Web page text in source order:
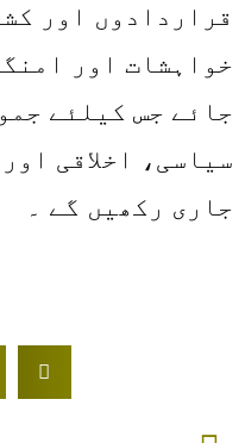
قراردادوں اور
خواہشات اور
جائے جس کیلئے
سیاسی، اخلاقی
جاری رکھیں گے ۔